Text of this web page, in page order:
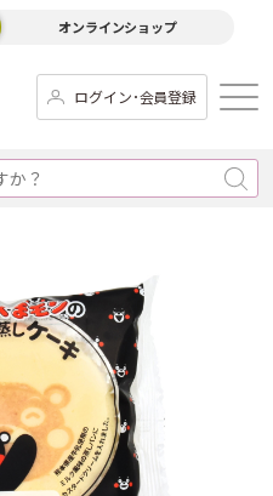
オンラインショップ
ログイン･会員登録